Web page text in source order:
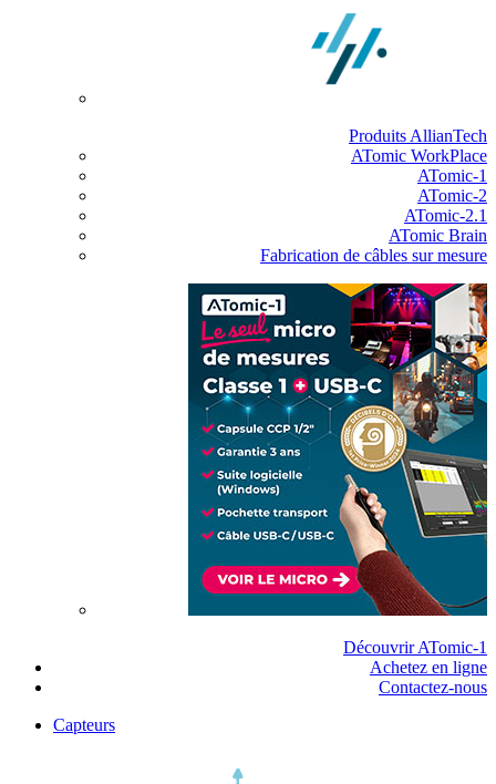
Produits AllianTech
ATomic WorkPlace
ATomic-1
ATomic-2
ATomic-2.1
ATomic Brain
Fabrication de câbles sur mesure
Découvrir ATomic-1
Achetez en ligne
Contactez-nous
Capteurs